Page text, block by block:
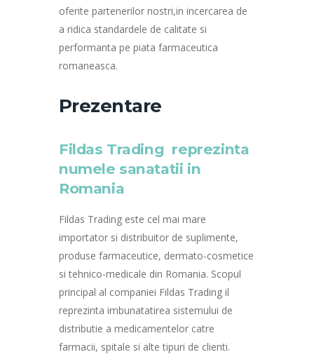
oferite partenerilor nostri,in incercarea de
a ridica standardele de calitate si
performanta pe piata farmaceutica
romaneasca.
Prezentare
Fildas Trading reprezinta
numele sanatatii in
Romania
Fildas Trading este cel mai mare
importator si distribuitor de suplimente,
produse farmaceutice, dermato-cosmetice
si tehnico-medicale din Romania. Scopul
principal al companiei Fildas Trading il
reprezinta imbunatatirea sistemului de
distributie a medicamentelor catre
farmacii, spitale si alte tipuri de clienti.